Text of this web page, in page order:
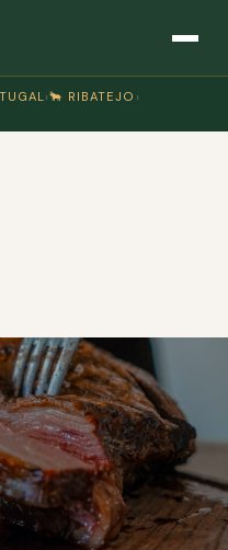
›🐂 RIBATEJO ›